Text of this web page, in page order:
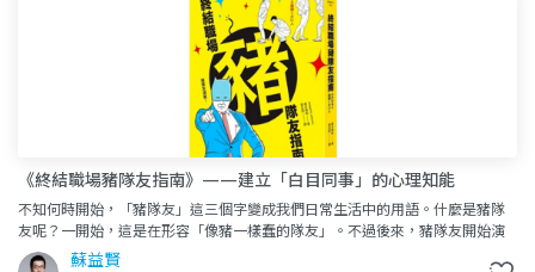
《終結職場豬隊友指南》——建立「白目同事」的心理知能
不知何時開始，「豬隊友」這三個字變成我們日常生活中的用語。什麼是豬隊
友呢？一開始，這是在形容「像豬一樣蠢的隊友」。不過後來，豬隊友開始演
化了，有各式各樣的型態跑出來了。這是我第五本閱讀榎本博明醫師的書
蘇益賢